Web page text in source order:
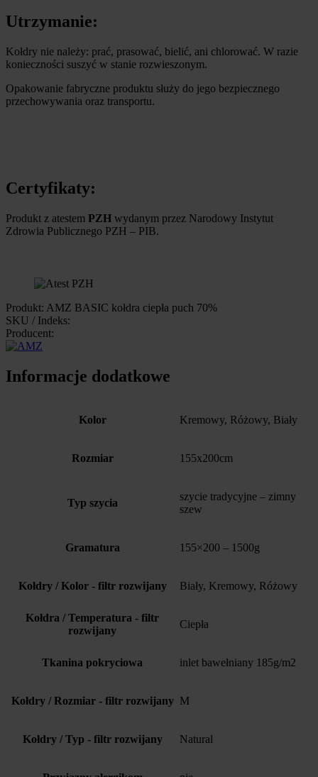
Utrzymanie:
Kołdry nie należy: prać, prasować, bielić, ani chlorować. W razie
konieczności suszyć w stanie rozwieszonym.
Opakowanie fabryczne produktu służy do jego bezpiecznego
przechowywania oraz transportu.
Certyfikaty:
Produkt z atestem PZH wydanym przez Narodowy Instytut
Zdrowia Publicznego PZH – PIB.
Produkt: AMZ BASIC kołdra ciepła puch 70%
SKU / Indeks:
Producent:
Informacje dodatkowe
Kolor Kremowy, Różowy, Biały
Rozmiar 155x200cm
Typ szycia
szycie tradycyjne – zimny
szew
Gramatura 155×200 – 1500g
Kołdry / Kolor - filtr rozwijany Biały, Kremowy, Różowy
Kołdra / Temperatura - filtr
rozwijany
Ciepła
Tkanina pokryciowa inlet bawełniany 185g/m2
Kołdry / Rozmiar - filtr rozwijany M
Kołdry / Typ - filtr rozwijany Natural